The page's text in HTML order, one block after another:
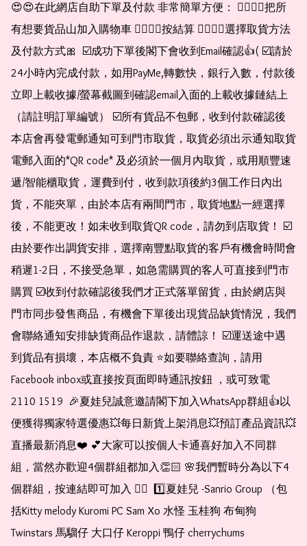
😍😍在此網店自助下單及付款 非常簡單方便： 👉🏻👉🏻把所
有想要貨品山加入購物車 👉🏻👉🏻按結算 👉🏻👉🏻選擇取貨方法
及付款方式🎀  ☑️成功下單後閣下會收到Email確認👍( ☑️請於
24小時內完成付款，如用PayMe,轉數快，銀行入數，付款後
立即上載收據/螢幕截圖到確認email入面的上載收據鏈結上
（請註明訂單編號） ☑️所有貨品不包郵，收到付款確認後
本店會再發電郵通知可到門市取貨，取貨必須出示通知取貨
電郵入面的*QR code* 及必須於一個月內取貨，或用順豐速
遞/智能櫃取貨，運費到付，收到款項後約3個工作日內出
貨，不能夾單，由於本店有兩間門市，取貨地點一經選擇
後，不能更改！如未收到取貨QR code，請勿到店取貨！ ☑️
由於要作出調貨安排，選擇南豐點取貨的客戶有機會時間會
稍遲1-2日，不接受急單，如急需購買的客人可直接到門市
購買 ☑️收到付款確認後我們才正式落單留貨，由於網店與
門市同步發售商品，有機會下單後出現貨品缺貨情況，我們
會聯絡通知安排缺貨商品作退款，請體諒！ ☑️運送途中遇
到貨品有損壞，本店概不負責 ⭐️如要聯絡查詢，請用
Facebook inbox或直接按頁面即時通訊按鈕 ，或可致電
2110 1519  🎉夏娃兒誠意邀請閣下加入WhatsApp群組👍以
便獲得獨家特選優惠💥每日新貨上架消息💥預訂產品資訊💥
直播最新消息❤️ 💕大家可以按個人卡通喜好加入不同群
組，當然亦歡迎4個群組都加入👏🏻 🌸我們暫時分為以下4
個群組，按連結即可加入 👇🏻  1️⃣夏娃兒 -Sanrio Group （包
括Kitty melody Kuromi PC Sam Xo 水怪 玉桂狗 布甸狗
Twinstars 馬騮仔 大口仔 Keroppi 鴨仔 cherrychums